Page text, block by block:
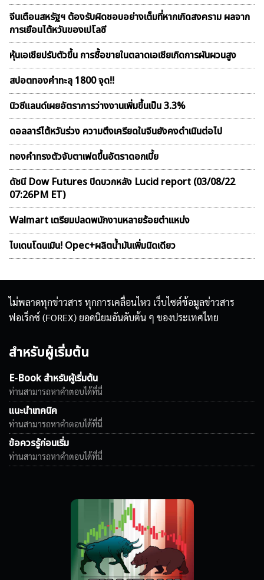
จีนเตือนสหรัฐฯ ต้องรับผิดชอบอย่างเต็มที่หากเกิดสงคราม ผลจาก
การเยือนไต้หวันของเปโลซี
หุ้นเอเชียปรับตัวขึ้น การซื้อขายในตลาดเอเชียเกิดการผันผวนสูง
สปอตทองคำทะลุ 1800 จุด!!
นิวซีแลนด์เผยอัตราการว่างงานเพิ่มขึ้นเป็น 3.3%
ดอลลาร์ไต้หวันร่วง ความตึงเครียดในจีนยังคงดำเนินต่อไป
ทองคำทรงตัวจับตาเฟดขึ้นอัตราดอกเบี้ย
ดัชนี Dow Futures ปิดบวกหลัง Lucid report (03/08/22
07:26PM ET)
Walmart เตรียมปลดพนักงานหลายร้อยตำแหน่ง
ไบเดนโดนเมิน! Opec+ผลิตน้ำมันเพิ่มนิดเดียว
ไม่พลาดทุกข่าวสาร ทุกการเคลื่อนไหว เว็บไซต์ข้อมูลข่าวสาร
ฟอเร็กซ์ (FOREX) ยอดนิยมอันดับต้น ๆ ของประเทศไทย
สำหรับผู้เริ่มต้น
E-Book สำหรับผู้เริ่มต้น
ท่านสามารถหาคำตอบได้ที่นี่
แนะนำเทคนิค
ท่านสามารถหาคำตอบได้ที่นี่
ข้อควรรู้ก่อนเริ่ม
ท่านสามารถหาคำตอบได้ที่นี่